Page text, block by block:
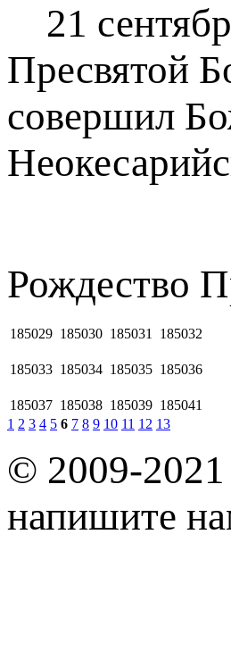
21
Пресвятой
совершил
Рождество
185029 185030 185031 185032
185033 185034 185035 185036
185037 185038 185039 185041
1 2 3 4 5 6 7 8 9 10 11 12 13
© 2009-2021
напишите